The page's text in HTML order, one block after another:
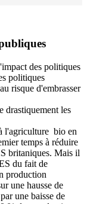
des politiques
politiques
risque d'embrasser
drastiquement les
l'agriculture bio en
temps à réduire
britaniques. Mais il
du fait de
production
une hausse de
une baisse de